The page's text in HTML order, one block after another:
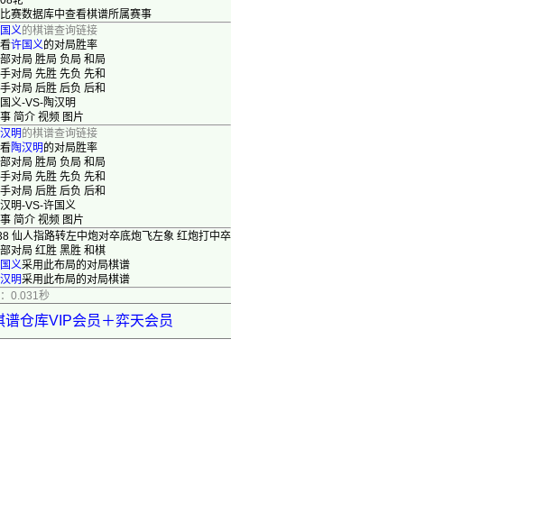
赛数据库中查看棋谱所属赛事
义的棋谱查询链接
许国义的对局胜率
对局 胜局 负局 和局
对局 先胜 先负 先和
对局 后胜 后负 后和
义-VS-陶汉明
简介 视频 图片
明 的棋谱查询链接
陶汉明的对局胜率
对局 胜局 负局 和局
对局 先胜 先负 先和
对局 后胜 后负 后和
明-VS-许国义
简介 视频 图片
仙人指路转左中炮对卒底炮飞左象 红炮打中卒
对局 红胜 黑胜 和棋
义采用此布局的对局棋谱
明采用此布局的对局棋谱
0.031秒
谱仓库VIP会员＋弈天会员